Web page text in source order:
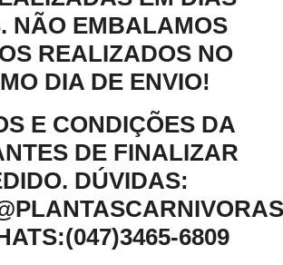
NÃO EMBALAMOS
REALIZADOS NO
DIA DE ENVIO!
E CONDIÇÕES DA
DE FINALIZAR
DÚVIDAS:
6809